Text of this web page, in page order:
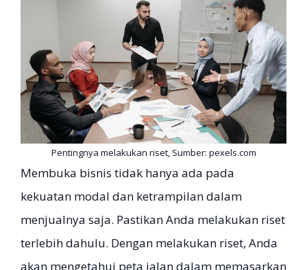
Pentingnya melakukan riset, Sumber: pexels.com
Membuka bisnis tidak hanya ada pada
kekuatan modal dan ketrampilan dalam
menjualnya saja. Pastikan Anda melakukan riset
terlebih dahulu. Dengan melakukan riset, Anda
akan mengetahui peta jalan dalam memasarkan